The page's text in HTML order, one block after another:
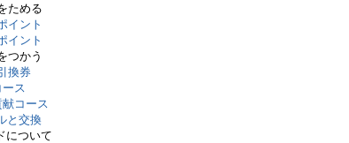
ためる
イント
イント
つかう
換券
ス
コース
と交換
について